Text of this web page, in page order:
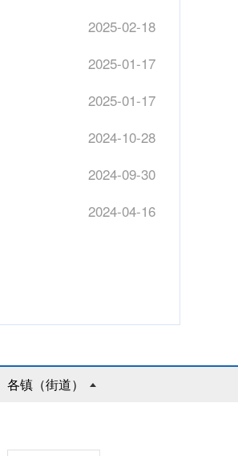
2025-02-18
2025-01-17
2025-01-17
2024-10-28
2024-09-30
2024-04-16
各镇（街道）